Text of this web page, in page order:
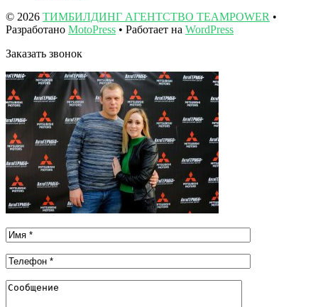
© 2026 ТИМБИЛДИНГ АГЕНТСТВО TEAMPOWER •
Разработано MotoPress • Работает на WordPress
Заказать звонок